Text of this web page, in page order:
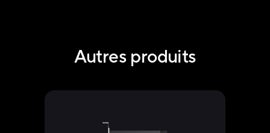
Autres produits